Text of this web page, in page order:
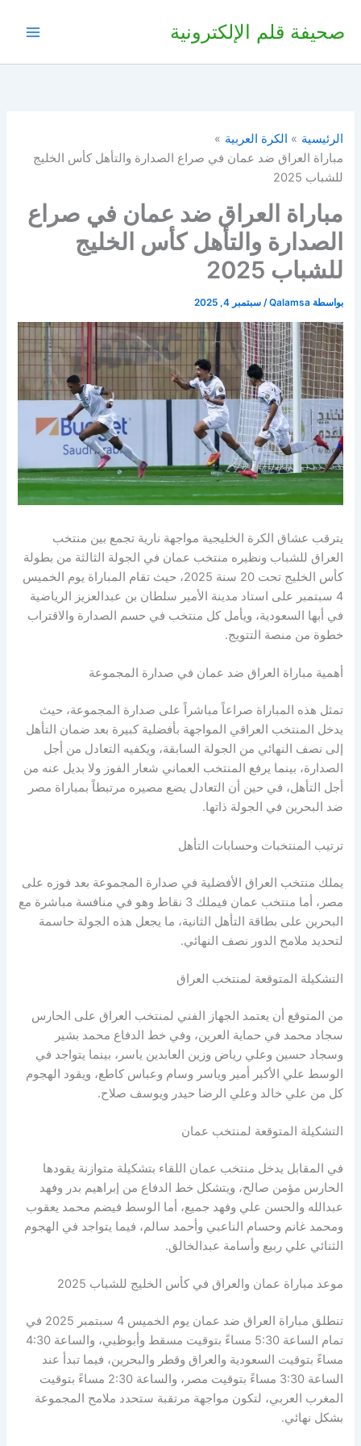
صحيفة قلم الإلكترونية
الرئيسية
الكرة العربية
مباراة العراق ضد عمان في صراع الصدارة والتأهل كأس الخليج
للشباب 2025
مباراة العراق ضد عمان في صراع
الصدارة والتأهل كأس الخليج
للشباب 2025
بواسطة Qalamsa
/سبتمبر 4, 2025
يترقب عشاق الكرة الخليجية مواجهة نارية تجمع بين منتخب
العراق للشباب ونظيره منتخب عمان في الجولة الثالثة من بطولة
كأس الخليج تحت 20 سنة 2025، حيث تقام المباراة يوم الخميس
4 سبتمبر على استاد مدينة الأمير سلطان بن عبدالعزيز الرياضية
في أبها السعودية، ويأمل كل منتخب في حسم الصدارة والاقتراب
خطوة من منصة التتويج.
أهمية مباراة العراق ضد عمان في صدارة المجموعة
تمثل هذه المباراة صراعاً مباشراً على صدارة المجموعة، حيث
يدخل المنتخب العراقي المواجهة بأفضلية كبيرة بعد ضمان التأهل
إلى نصف النهائي من الجولة السابقة، ويكفيه التعادل من أجل
الصدارة، بينما يرفع المنتخب العماني شعار الفوز ولا بديل عنه من
أجل التأهل، في حين أن التعادل يضع مصيره مرتبطاً بمباراة مصر
ضد البحرين في الجولة ذاتها.
ترتيب المنتخبات وحسابات التأهل
يملك منتخب العراق الأفضلية في صدارة المجموعة بعد فوزه على
مصر، أما منتخب عمان فيملك 3 نقاط وهو في منافسة مباشرة مع
البحرين على بطاقة التأهل الثانية، ما يجعل هذه الجولة حاسمة
لتحديد ملامح الدور نصف النهائي.
التشكيلة المتوقعة لمنتخب العراق
من المتوقع أن يعتمد الجهاز الفني لمنتخب العراق على الحارس
سجاد محمد في حماية العرين، وفي خط الدفاع محمد بشير
وسجاد حسين وعلي رياض وزين العابدين ياسر، بينما يتواجد في
الوسط علي الأكبر أمير وياسر وسام وعباس كاطع، ويقود الهجوم
كل من علي خالد وعلي الرضا حيدر ويوسف صلاح.
التشكيلة المتوقعة لمنتخب عمان
في المقابل يدخل منتخب عمان اللقاء بتشكيلة متوازنة يقودها
الحارس مؤمن صالح، ويتشكل خط الدفاع من إبراهيم بدر وفهد
عبدالله والحسن علي وفهد جميع، أما الوسط فيضم محمد يعقوب
ومحمد غانم وحسام الناعبي وأحمد سالم، فيما يتواجد في الهجوم
الثنائي علي ربيع وأسامة عبدالخالق.
موعد مباراة عمان والعراق في كأس الخليج للشباب 2025
تنطلق مباراة العراق ضد عمان يوم الخميس 4 سبتمبر 2025 في
تمام الساعة 5:30 مساءً بتوقيت مسقط وأبوظبي، والساعة 4:30
مساءً بتوقيت السعودية والعراق وقطر والبحرين، فيما تبدأ عند
الساعة 3:30 مساءً بتوقيت مصر، والساعة 2:30 مساءً بتوقيت
المغرب العربي، لتكون مواجهة مرتقبة ستحدد ملامح المجموعة
بشكل نهائي.